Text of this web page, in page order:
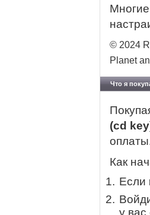
© 2024
Planet
Что я
(cd
Как
Если